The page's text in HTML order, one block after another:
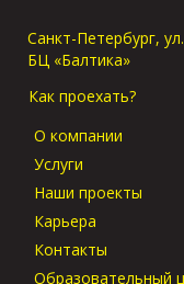
Санкт-Петербург,
БЦ «Балтика»
Как проехать?
О компании
Услуги
Наши проекты
Карьера
Контакты
Образовательный